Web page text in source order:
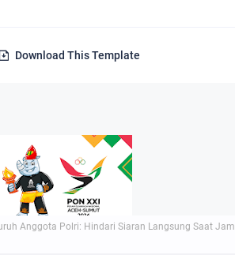
Download This Template
Anggota Polri: Hindari Siaran Langsung Saat Jam